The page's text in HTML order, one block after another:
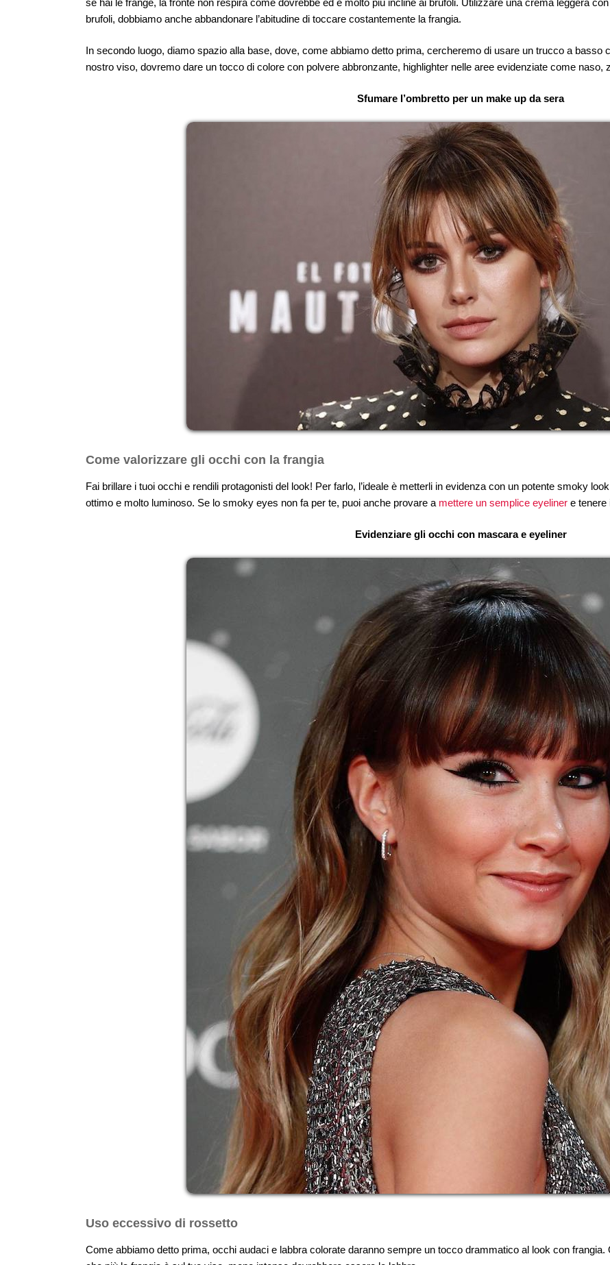
se hai le frange, la fronte non respira come dovrebbe ed è molto più incline ai brufoli. Utilizzare una crema leggera
brufoli, dobbiamo anche abbandonare l’abitudine di toccare costantemente la frangia.
In secondo luogo, diamo spazio alla base, dove, come abbiamo detto prima, cercheremo di usare un trucco a basso
nostro viso, dovremo dare un tocco di colore con polvere abbronzante, highlighter nelle aree evidenziate come naso,
Sfumare l’ombretto per un make up da sera
Come valorizzare gli occhi con la frangia
Fai brillare i tuoi occhi e rendili protagonisti del look! Per farlo, l’ideale è metterli in evidenza con un potente smoky
ottimo e molto luminoso. Se lo smoky eyes non fa per te, puoi anche provare a mettere un semplice eyeliner e tenere
Evidenziare gli occhi con mascara e eyeliner
Uso eccessivo di rossetto
Come abbiamo detto prima, occhi audaci e labbra colorate daranno sempre un tocco drammatico al look con